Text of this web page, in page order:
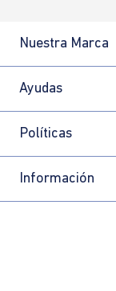
Nuestra Marca
Ayudas
Políticas
Información